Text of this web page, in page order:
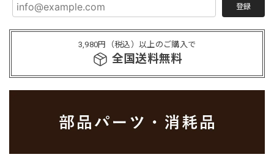
登録
3,980円（税込）以上のご購入で
全国送料無料